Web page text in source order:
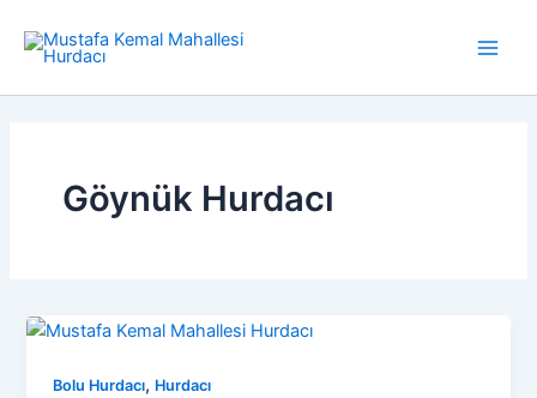
atla
Göynük Hurdacı
Bolu Hurdacı, Hurdacı